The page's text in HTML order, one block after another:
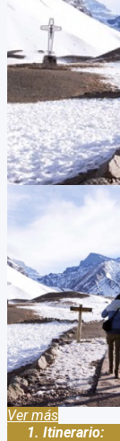
Paquete al
Duración:
4Días3
Paquete al
agencia de
Estamos
legajo: 15.785
Aconcagua.
Ver más
Itinerario: